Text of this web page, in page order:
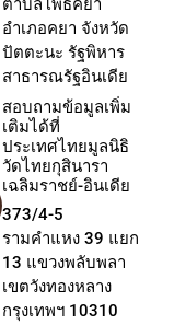
ตำบลโพธิคยา
อำเภอคยา จังหวัด
ปัตตะนะ รัฐพิหาร
สาธารณรัฐอินเดีย
สอบถามข้อมูลเพิ่ม
เติมได้ที่
ประเทศไทยมูลนิธิ
วัดไทยกุสินารา
เฉลิมราชย์-อินเดีย
373/4-5
รามคำแหง 39 แยก
13 แขวงพลับพลา
เขตวังทองหลาง
กรุงเทพฯ 10310